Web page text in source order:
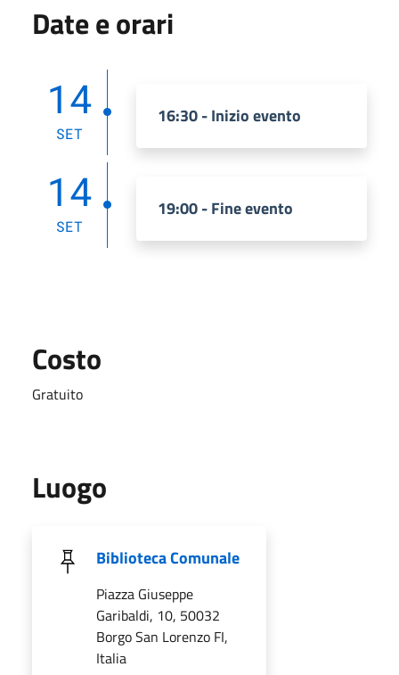
Date e orari
14
SET
16:30 - Inizio evento
14
SET
19:00 - Fine evento
Costo
Gratuito
Luogo
Biblioteca Comunale
Piazza Giuseppe
Garibaldi, 10, 50032
Borgo San Lorenzo FI,
Italia